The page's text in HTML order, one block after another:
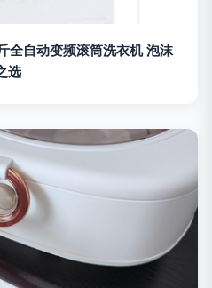
自动变频滚筒洗衣机 泡沫
选